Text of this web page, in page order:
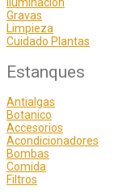
Gravas
Limpieza
Cuidado Plantas
Estanques
Antialgas
Botanico
Accesorios
Acondicionadores
Bombas
Comida
Filtros